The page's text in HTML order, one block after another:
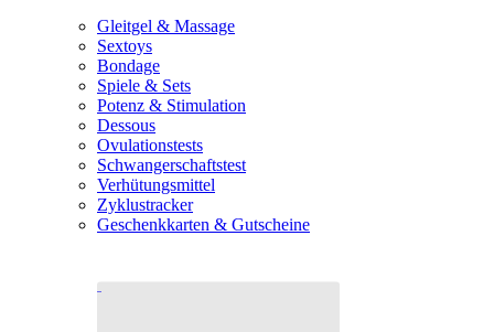
Gleitgel & Massage
Sextoys
Bondage
Spiele & Sets
Potenz & Stimulation
Dessous
Ovulationstests
Schwangerschaftstest
Verhütungsmittel
Zyklustracker
Geschenkkarten & Gutscheine